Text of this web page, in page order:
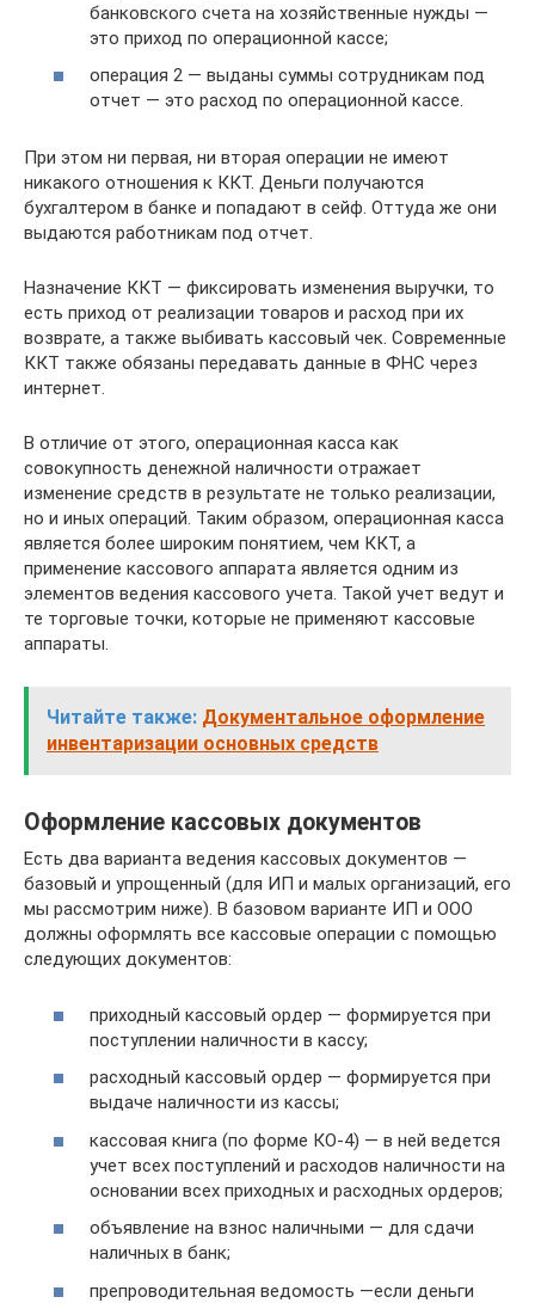
банковского счета на хозяйственные нужды —
это приход по операционной кассе;
операция 2 — выданы суммы сотрудникам под
отчет — это расход по операционной кассе.
При этом ни первая, ни вторая операции не имеют
никакого отношения к ККТ. Деньги получаются
бухгалтером в банке и попадают в сейф. Оттуда же они
выдаются работникам под отчет.
Назначение ККТ — фиксировать изменения выручки, то
есть приход от реализации товаров и расход при их
возврате, а также выбивать кассовый чек. Современные
ККТ также обязаны передавать данные в ФНС через
интернет.
В отличие от этого, операционная касса как
совокупность денежной наличности отражает
изменение средств в результате не только реализации,
но и иных операций. Таким образом, операционная касса
является более широким понятием, чем ККТ, а
применение кассового аппарата является одним из
элементов ведения кассового учета. Такой учет ведут и
те торговые точки, которые не применяют кассовые
аппараты.
Читайте также: Документальное оформление
инвентаризации основных средств
Оформление кассовых документов
Есть два варианта ведения кассовых документов —
базовый и упрощенный (для ИП и малых организаций, его
мы рассмотрим ниже). В базовом варианте ИП и ООО
должны оформлять все кассовые операции с помощью
следующих документов:
приходный кассовый ордер — формируется при
поступлении наличности в кассу;
расходный кассовый ордер — формируется при
выдаче наличности из кассы;
кассовая книга (по форме КО-4) — в ней ведется
учет всех поступлений и расходов наличности на
основании всех приходных и расходных ордеров;
объявление на взнос наличными — для сдачи
наличных в банк;
препроводительная ведомость —если деньги